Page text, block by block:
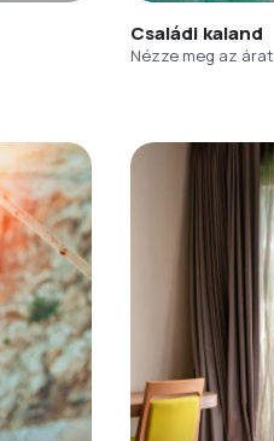
Családi kaland
Nézze meg az árat